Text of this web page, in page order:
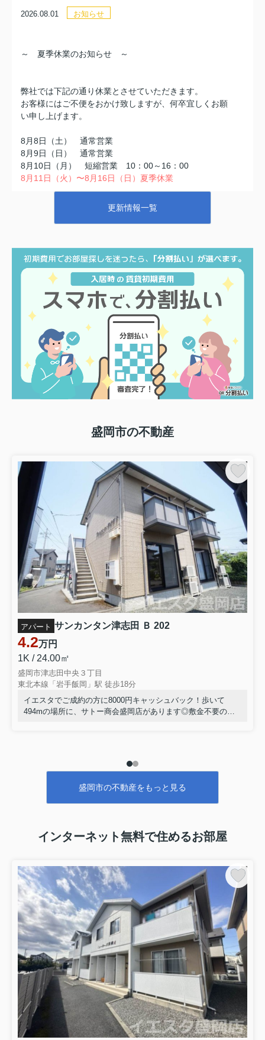
2026.08.01 お知らせ
～ 夏季休業のお知らせ ～
弊社では下記の通り休業とさせていただきます。
お客様にはご不便をおかけ致しますが、何卒宜しくお願
い申し上げます。
8月8日（土） 通常営業
8月9日（日） 通常営業
8月10日（月） 短縮営業 10：00～16：00
8月11日（火）〜8月16日（日）夏季休業
8月17日(月)～通常営業
電話問い合わせによる伝言メッセージへのご返答は、8月
17日以降に順次ご対応させていただきます。
お時間をいただくことになりますが、予めご了承くださ
いますようお願い申し上げます。
2026.07.21 ブログ：不動産売却
【2026年版】住所変更登記の手続き・費用・注意点を解
説！売...
い理由についてご紹介しました。 後編では、実際に住所
変更登記を行う場合の手続きや費...
2026.07.19 ブログ：不動産売却
【2026年版】住所変更登記が義務化！売却前に知ってお
きたい...
「家を売ろうと思ったら、最初に言われたのが『住所変
更登記が必要です』でした。」 「住所は何年も前に変わ
っているけど、そんな手続きが必要なの？」「住民票は
今の住所なのに、なぜ登記まで変...
2026.06.20 ブログ：賃貸経営
家賃を下げても決まらない？盛岡の空室対策で見直した
い5つのポ...
「空室がなかなか埋まらない…」「募集を始めて数か月
経つのに問い合わせが少ない…」「家賃を下げるべきな
のか悩んでいる…」賃貸経営をされているオーナー様に
とって、空室は大きな悩みのひとつではないでしょう
か...
2026.06.11 ブログ：不動産売却
【2026年版】盛岡市の不動産市場を分析｜今、家は売り
時なの...
近年、「盛岡市の不動産価格は上がっている」というニ
更新情報一覧
盛岡市の不動産
アパート サンカンタン津志田 Ｂ 202
4.2万円
1K / 24.00㎡
盛岡市津志田中央３丁目
東北本線「岩手飯岡」駅 徒歩18分
イエスタでご成約の方に8000円キャッシュバック！歩いて
494mの場所に、サトー商会盛岡店があります◎敷金不要の物
東北本線岩手飯岡付近の情報が豊富です(^^)
盛岡市の不動産をもっと見る
インターネット無料で住めるお部屋